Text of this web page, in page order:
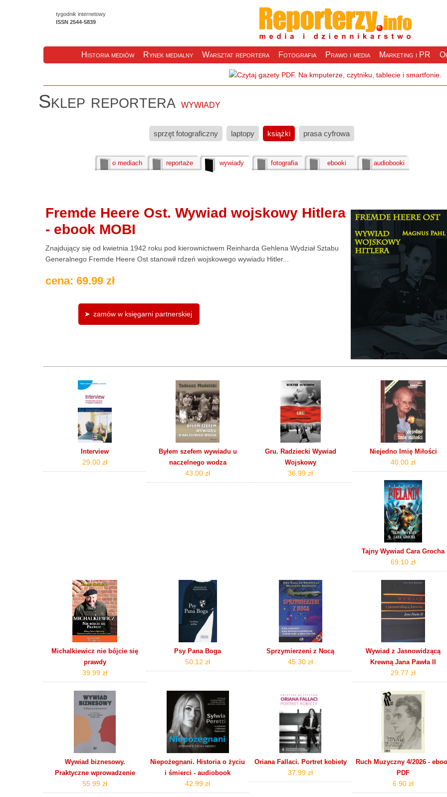
Historia mediów Rynek medialny Warsztat reportera Fotografia Prawo i media Marketing i PR
tygodnik internetowy
ISSN 2544-5839
Sklep reportera wywiady
sprzęt fotograficzny laptopy książki prasa cyfrowa
o mediach reportaże wywiady fotografia ebooki audiobooki
Fremde Heere Ost. Wywiad wojskowy Hitlera
- ebook MOBI
Znajdujący się od kwietnia 1942 roku pod kierownictwem Reinharda Gehlena Wydział Sztabu
Generalnego Fremde Heere Ost stanowił rdzeń wojskowego wywiadu Hitler...
cena: 69.99 zł
zamów w księgarni partnerskiej
Interview
29.00 zł
Byłem szefem wywiadu u
naczelnego wodza
43.00 zł
Gru. Radziecki Wywiad
Wojskowy
36.99 zł
Niejedno Imię Miłości
40.00 zł
Tajny Wywiad Cara Grocha
69.10 zł
Michalkiewicz nie bójcie się
prawdy
39.99 zł
Psy Pana Boga
50.12 zł
Sprzymierzeni z Nocą
45.30 zł
Wywiad z Jasnowidzącą
Krewną Jana Pawła II
29.77 zł
Wywiad biznesowy.
Praktyczne wprowadzenie
55.99 zł
Niepożegnani. Historia o życiu
i śmierci - audiobook
42.99 zł
Oriana Fallaci. Portret kobiety
37.99 zł
Ruch Muzyczny 4/2026 -
PDF
6.90 zł